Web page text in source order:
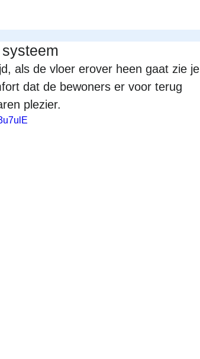
als de vloer erover heen gaat zie je
dat de bewoners er voor terug
plezier.